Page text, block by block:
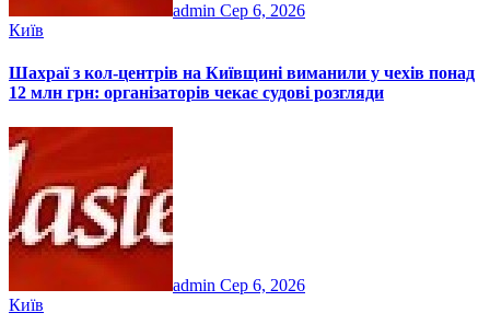
admin Сер 6, 2026
Київ
Шахраї з кол-центрів на Київщині виманили у чехів понад
12 млн грн: організаторів чекає судові розгляди
admin Сер 6, 2026
Київ